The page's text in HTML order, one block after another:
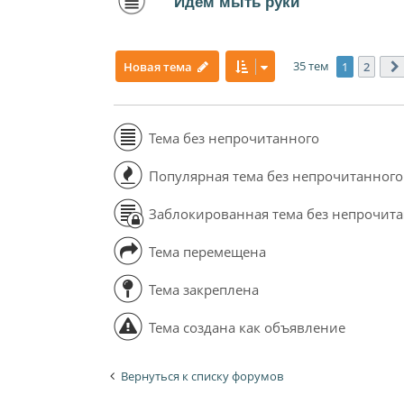
Новая тема 35 тем 1 2
Тема без непрочитанного
Популярная тема без непрочитанного
Заблокированная тема без
Тема перемещена
Тема закреплена
Тема создана как объявление
Вернуться к списку форумов